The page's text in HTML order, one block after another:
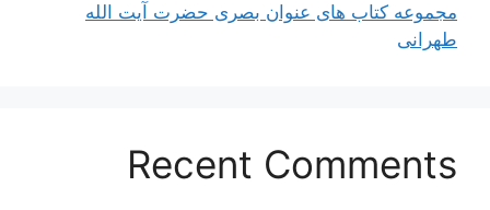
مجموعه کتاب های عنوان بصری حضرت آیت الله
طهرانی
Recent Comments